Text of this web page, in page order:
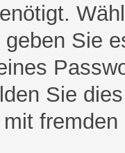
Sie
Sie